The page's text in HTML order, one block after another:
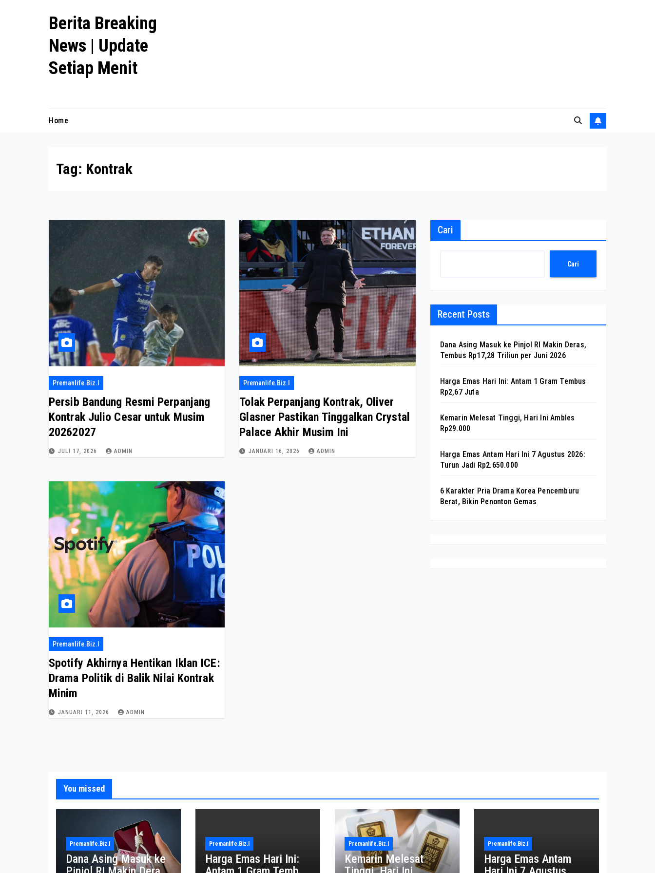
Berita Breaking
News | Update
Setiap Menit
Home
Tag: Kontrak
Premanlife.biz.i
Persib Bandung Resmi Perpanjang
Kontrak Julio Cesar untuk Musim
20262027
JULI 17, 2026 ADMIN
Premanlife.biz.i
Tolak Perpanjang Kontrak, Oliver
Glasner Pastikan Tinggalkan Crystal
Palace Akhir Musim Ini
JANUARI 16, 2026 ADMIN
Premanlife.biz.i
Spotify Akhirnya Hentikan Iklan ICE:
Drama Politik di Balik Nilai Kontrak
Minim
JANUARI 11, 2026 ADMIN
Cari
Cari
Recent Posts
Dana Asing Masuk ke Pinjol RI Makin Deras,
Tembus Rp17,28 Triliun per Juni 2026
Harga Emas Hari Ini: Antam 1 Gram Tembus
Rp2,67 Juta
Kemarin Melesat Tinggi, Hari Ini Ambles
Rp29.000
Harga Emas Antam Hari Ini 7 Agustus 2026:
Turun Jadi Rp2.650.000
6 Karakter Pria Drama Korea Pencemburu
Berat, Bikin Penonton Gemas
You missed
Premanlife.biz.i
Dana Asing Masuk ke
Premanlife.biz.i
Harga Emas Hari Ini:
Premanlife.biz.i
Kemarin Melesat
Premanlife.biz.i
Harga Emas Antam